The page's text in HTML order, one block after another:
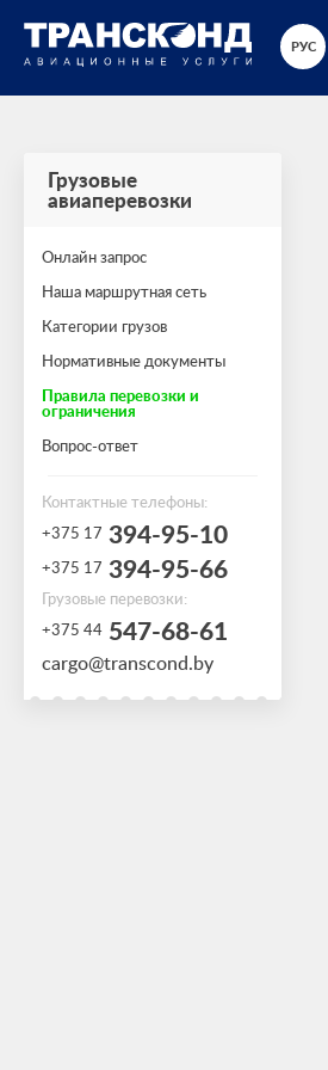
РУС
Грузовые
авиаперевозки
Онлайн запрос
Наша маршрутная сеть
Категории грузов
Нормативные документы
Правила перевозки и
ограничения
Вопрос-ответ
Контактные телефоны:
+375 17 394-95-10
+375 17 394-95-66
Грузовые перевозки:
+375 44 547-68-61
cargo@transcond.by